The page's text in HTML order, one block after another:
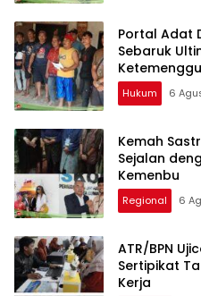
Portal Adat
Sebaruk
Biarkan
Hukum 6
Kemah
Sejalan
Kemenbu
Regional 6
ATR/BPN
Sertipikat
Kerja